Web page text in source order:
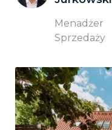
Menadżer
Sprzedaży